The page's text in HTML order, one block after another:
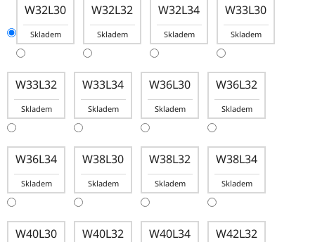
W32L30
Skladem
W32L32
Skladem
W32L34
Skladem
W33L30
Skladem
W33L32
Skladem
W33L34
Skladem
W36L30
Skladem
W36L32
Skladem
W36L34
Skladem
W38L30
Skladem
W38L32
Skladem
W38L34
Skladem
W40L30 W40L32 W40L34 W42L32